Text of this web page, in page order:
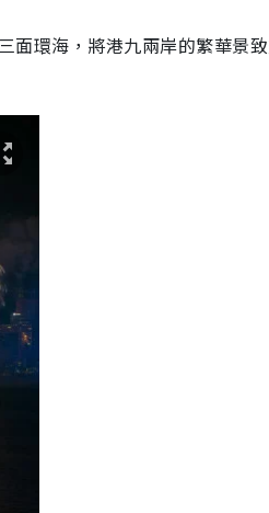
面環海，將港九兩岸的繁華景